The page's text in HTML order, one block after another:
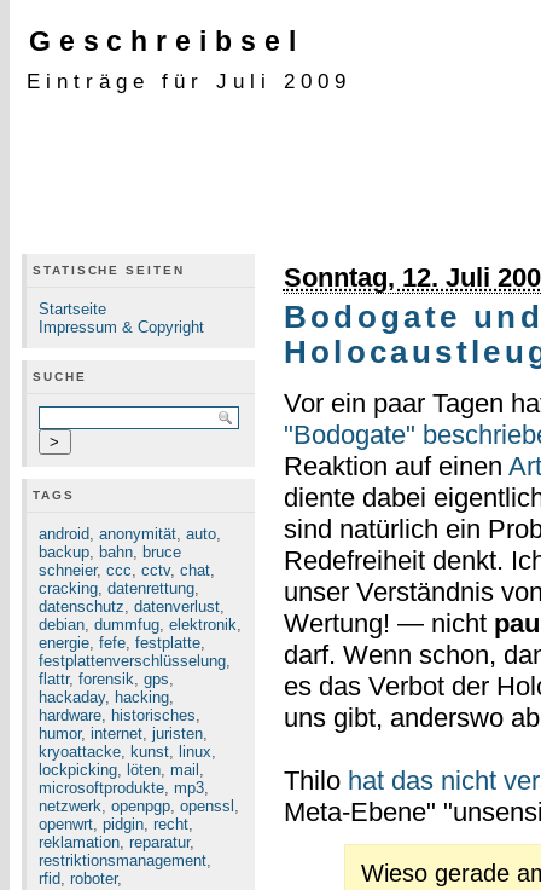
Geschreibsel
Einträge für Juli 2009
STATISCHE SEITEN
Startseite
Impressum & Copyright
SUCHE
TAGS
android, anonymität, auto,
backup, bahn, bruce
schneier, ccc, cctv, chat,
cracking, datenrettung,
datenschutz, datenverlust,
debian, dummfug, elektronik,
energie, fefe, festplatte,
festplattenverschlüsselung,
flattr, forensik, gps,
hackaday, hacking,
hardware, historisches,
humor, internet, juristen,
kryoattacke, kunst, linux,
lockpicking, löten, mail ,
microsoftprodukte, mp3,
netzwerk, openpgp, openssl ,
openwrt, pidgin, recht,
reklamation, reparatur,
restriktionsmanagement,
rfid, roboter,
Sonntag, 12. Juli
Bodogate
Vor ein paar Tagen
"Bodogate"
Reaktion auf einen
diente dabei
sind natürlich ein
Redefreiheit denkt.
unser Verständnis
Wertung! — nicht
darf. Wenn schon,
es das Verbot der
uns gibt, anderswo
Thilo hat das nicht
Meta-Ebene"
Wieso gerade